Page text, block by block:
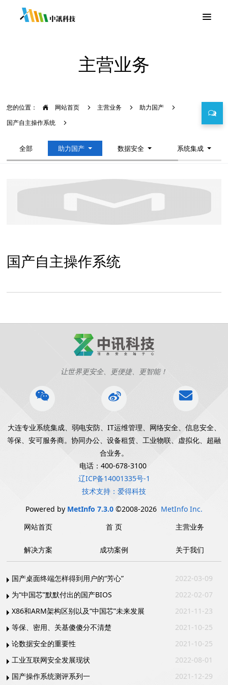
主营业务
您的位置： 网站首页 主营业务
助力国产
国产自主操作系统
全部 助力国产 数据安全 系统集成
国产自主操作系统
让世界更安全、更便捷、更智能！
大连专业系统集成、弱电安防、IT运维管理、网络安全、信息安全、
等保、安可服务商。协同办公、设备租赁、工业物联、虚拟化、超融
合业务。
电话：400-678-3100
辽ICP备14001335号-1
技术支持：爱得科技
Powered by MetInfo 7.3.0 ©2008-2026 MetInfo Inc.
网站首页
首 页 主营业务
解决方案 成功案例 关于我们
国产桌面终端怎样得到用户的“芳心”
2022-03-09
为“中国芯”默默付出的国产BIOS
2022-02-07
X86和ARM架构区别以及“中国芯”未来发展
2021-11-23
等保、密用、关基傻傻分不清楚
2021-10-25
论数据安全的重要性
2021-10-25
工业互联网安全发展现状
2022-08-01
国产操作系统测评系列一
2021-12-29